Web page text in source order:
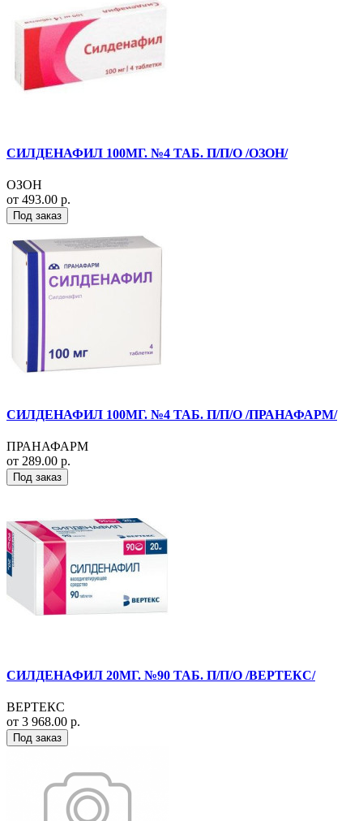
СИЛДЕНАФИЛ 100МГ. №4 ТАБ. П/П/О /ОЗОН/
ОЗОН
от 493.00 р.
Под заказ
СИЛДЕНАФИЛ 100МГ. №4 ТАБ. П/П/О /ПРАНАФАРМ/
ПРАНАФАРМ
от 289.00 р.
Под заказ
СИЛДЕНАФИЛ 20МГ. №90 ТАБ. П/П/О /ВЕРТЕКС/
ВЕРТЕКС
от 3 968.00 р.
Под заказ